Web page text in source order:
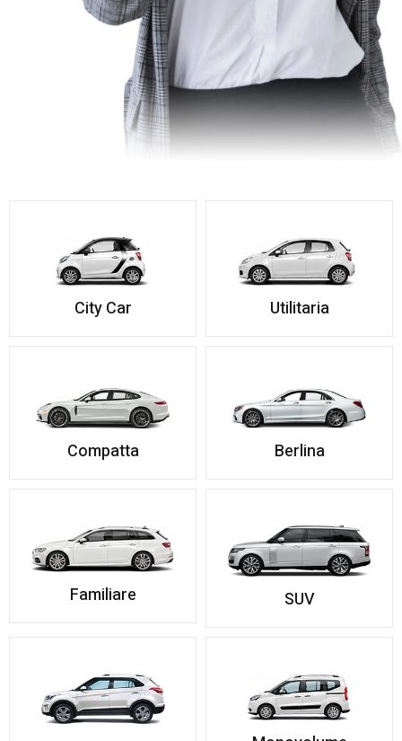
City Car Utilitaria
Compatta Berlina
Familiare SUV